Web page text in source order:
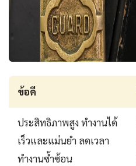
ข้อดี
ประสิทธิภาพสูง ทำงานได้
เร็วและแม่นยำ ลดเวลา
ทำงานซ้ำซ้อน